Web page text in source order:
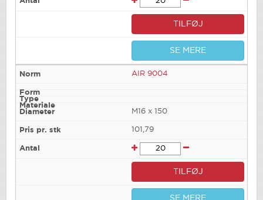
TILFØJ
SE MERE
AIR 9004
M16 x 150
101,79
TILFØJ
SE MERE